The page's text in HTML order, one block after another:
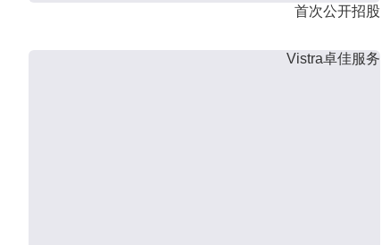
首次公开招股
Vistra卓佳服务